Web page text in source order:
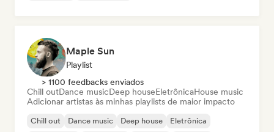
Maple Sun
Playlist
> 1100 feedbacks enviados
Chill outDance musicDeep houseEletrônicaHouse music
Adicionar artistas às minhas playlists de maior impacto
Chill out Dance music Deep house Eletrônica